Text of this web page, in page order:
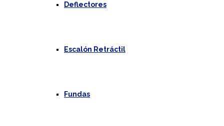
Deflectores
Escalón Retráctil
Fundas